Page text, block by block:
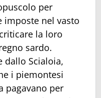
per
imposte nel vasto
la loro
sardo.
dallo Scialoia,
i piemontesi
pagavano per